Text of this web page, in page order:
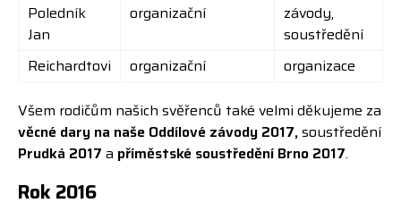
Poledník
Jan
organizační
závody,
soustředění
Reichardtovi
organizační
organizace
Všem rodičům našich svěřenců také velmi děkujeme za
věcné dary na naše Oddílové závody 2017,soustředění
Prudká 2017 a příměstské soustředění Brno 2017.
Rok 2016